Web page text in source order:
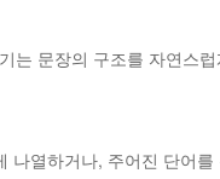
는 문장의 구조를 자연스
나열하거나, 주어진 단어를